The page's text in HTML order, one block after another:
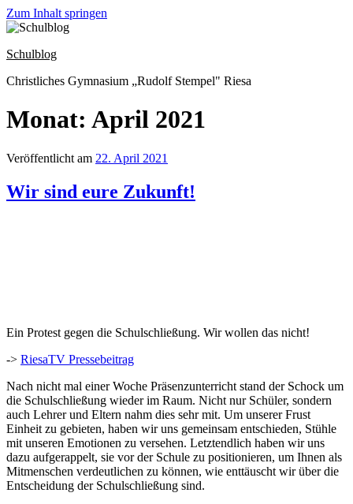
Zum Inhalt springen
Schulblog
Christliches Gymnasium „Rudolf Stempel" Riesa
Monat: April 2021
Veröffentlicht am 22. April 2021
Wir sind eure Zukunft!
Ein Protest gegen die Schulschließung. Wir wollen das nicht!
-> RiesaTV Pressebeitrag
Nach nicht mal einer Woche Präsenzunterricht stand der Schock um
die Schulschließung wieder im Raum. Nicht nur Schüler, sondern
auch Lehrer und Eltern nahm dies sehr mit. Um unserer Frust
Einheit zu gebieten, haben wir uns gemeinsam entschieden, Stühle
mit unseren Emotionen zu versehen. Letztendlich haben wir uns
dazu aufgerappelt, sie vor der Schule zu positionieren, um Ihnen als
Mitmenschen verdeutlichen zu können, wie enttäuscht wir über die
Entscheidung der Schulschließung sind.